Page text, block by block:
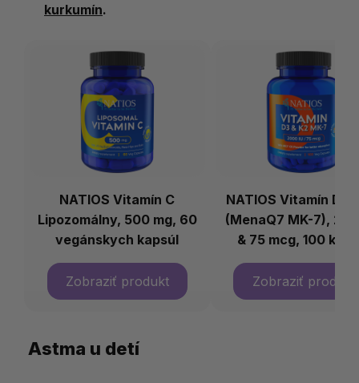
kurkumín.
NATIOS Vitamín C
Lipozomálny, 500 mg, 60
vegánskych kapsúl
NATIOS Vitamín D3
(MenaQ7 MK-7),
& 75 mcg, 100
Astma u detí